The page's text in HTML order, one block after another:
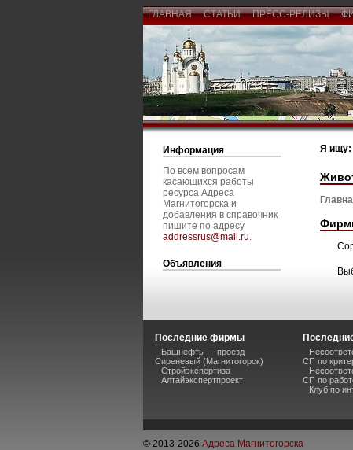
ГЛАВНАЯ СТАТЬИ ПРЕСС-РЕЛИЗЫ
Информация
По всем вопросам
касающихся работы
ресурса Адреса
Магнитогорска и
добавления в справочник
пишите по адресу
addressrus@mail.ru.
Объявления
Я ищу:
Последние фирмы
Башнефть — проезд
Сиреневый (Магнитогорск)
Стройэкспертиза
Алтайэкспертпроект
СП по
СП по
Клуб по
© 2013-2026 Адреса Магнитогорска